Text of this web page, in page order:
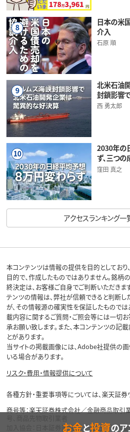
8
日本の米
介入
石原 順
9
北米石油
封鎖影響
西 勇太郎
10
2030年の
ず、三つ
窪田 真之
アクセスランキング一
本コンテンツは情報の提供を目的としてお
目的で、作成したものではありません。銘
終決定は、お客様ご自身でご判断いただきま
テンツの情報は、弊社が信頼できると判断
が、その情報源の確実性を保証したものでは
載内容に関するご質問・ご照会等には一切
承お願い致します。また、本コンテンツの記
とがあります。
当サイトの掲載画像には、Adobe社提供の
いる場合があります。
リスク・費用・情報提供について
各種方針・重要事項等については、楽天証券
商号等：楽天証券株式会社／金融商品取引
加入協会：日本証券業協会、一般社団法人
お金と投資のア